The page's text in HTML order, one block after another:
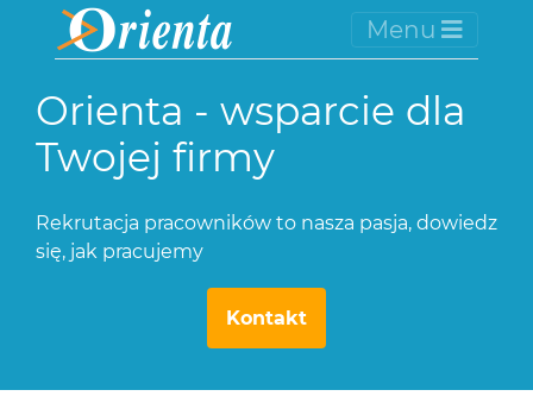
Menu
Orienta - wsparcie dla
Twojej firmy
Rekrutacja pracowników to nasza pasja, dowiedz
się, jak pracujemy
Kontakt